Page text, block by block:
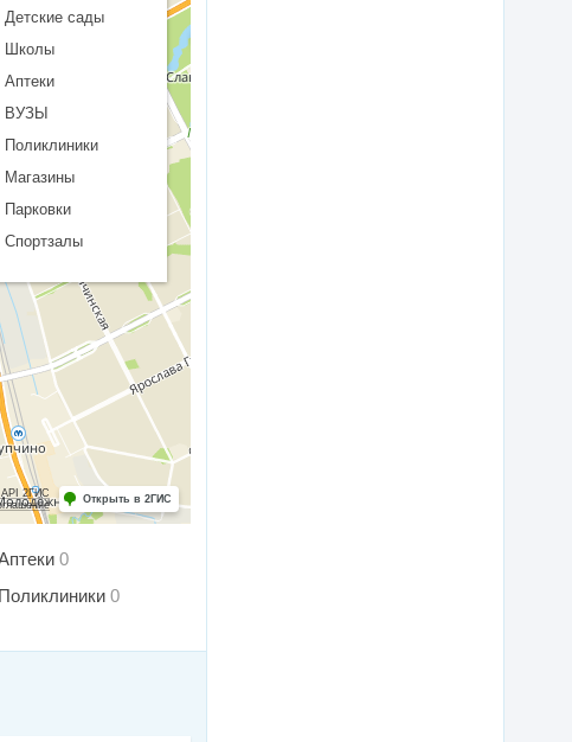
Детские сады
Школы
Аптеки
ВУЗЫ
Поликлиники
Магазины
Парковки
Спортзалы
API 2ГИС
Открыть в 2ГИС
0
Поликлиники 0